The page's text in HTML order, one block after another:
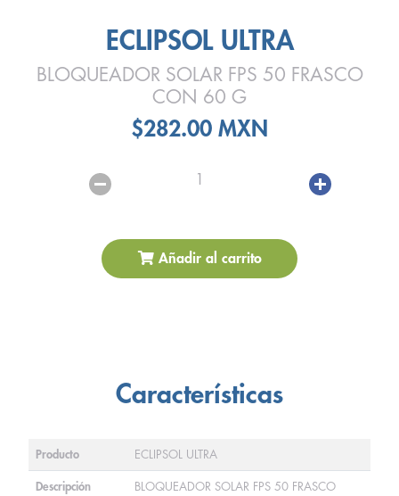
ECLIPSOL ULTRA
BLOQUEADOR SOLAR FPS 50 FRASCO
CON 60 G
$282.00 MXN
1
Añadir al carrito
Características
Producto ECLIPSOL ULTRA
Descripción
BLOQUEADOR SOLAR FPS 50 FRASCO